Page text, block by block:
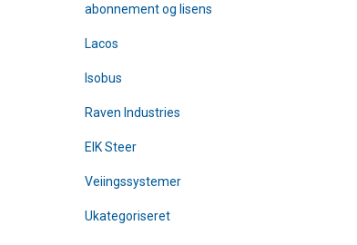
abonnement og lisens
Lacos
Isobus
Raven Industries
EIK Steer
Veiingssystemer
Ukategoriseret